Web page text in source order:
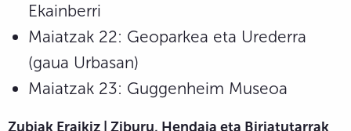
Ekainberri
Maiatzak 22: Geoparkea eta Urederra
(gaua Urbasan)
Maiatzak 23: Guggenheim Museoa
Zubiak Eraikiz | Ziburu, Hendaia eta Biriatutarrak